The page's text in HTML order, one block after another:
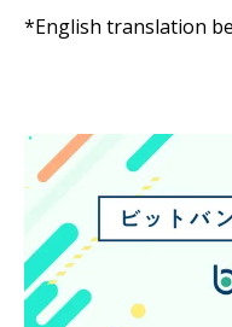
*English translation